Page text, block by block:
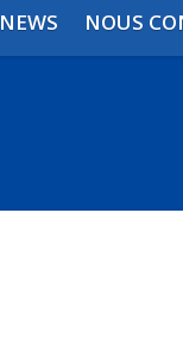
NEWS NOUS